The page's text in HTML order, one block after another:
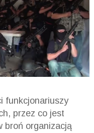
funkcjonariuszy
przez co jest
broń organizacją